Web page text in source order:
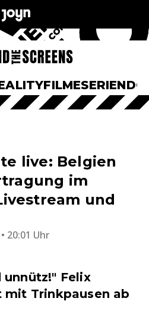
FILMESERIEN
live: Belgien
im
und
20:01 Uhr
unnütz!" Felix
mit Trinkpausen ab